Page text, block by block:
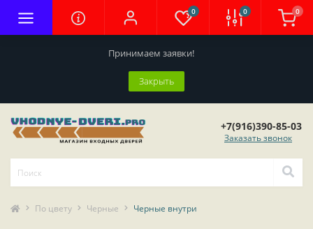
Принимаем заявки!
Закрыть
0 0 0
+7(916)390-85-03
Заказать звонок
По цвету Черные Черные внутри